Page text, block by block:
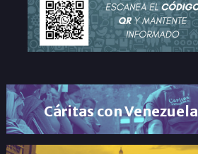
Cáritas con Venezuela